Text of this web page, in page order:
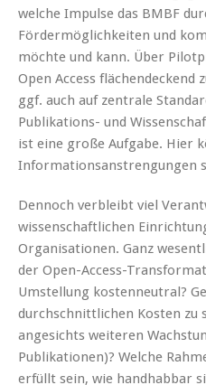
welche Impulse das BMBF
Fördermöglichkeiten und
möchte und kann. Über
Open Access flächendeckend
ggf. auch auf zentrale
Publikations- und
ist eine große Aufgabe. Hier
Informationsanstrengungen
Dennoch verbleibt viel
wissenschaftlichen
Organisationen. Ganz
der Open-Access-
Umstellung kostenneutral?
durchschnittlichen Kosten zu
angesichts weiteren
Publikationen)? Welche
erfüllt sein, wie handhabbar